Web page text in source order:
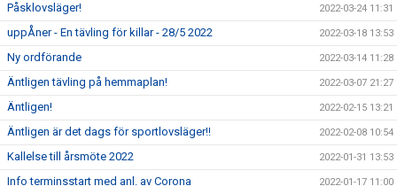
Påsklovsläger! 2022-03-24 11:31
uppÅner - En tävling för killar - 28/5 2022 2022-03-18 13:53
Ny ordförande 2022-03-14 11:28
Äntligen tävling på hemmaplan! 2022-03-07 21:27
Äntligen! 2022-02-15 13:21
Äntligen är det dags för sportlovsläger!! 2022-02-08 10:54
Kallelse till årsmöte 2022 2022-01-31 13:53
Info terminsstart med anl. av Corona 2022-01-17 11:00